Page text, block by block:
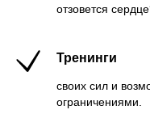
отзовется
Тренинги
своих сил и
ограничениями.